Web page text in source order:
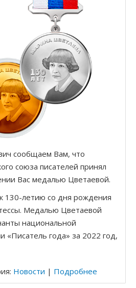
сообщаем Вам, что
союза писателей принял
Вас медалью Цветаевой.
130-летию со дня рождения
Медалью Цветаевой
национальной
«Писатель года» за 2022 год,
Новости | Подробнее